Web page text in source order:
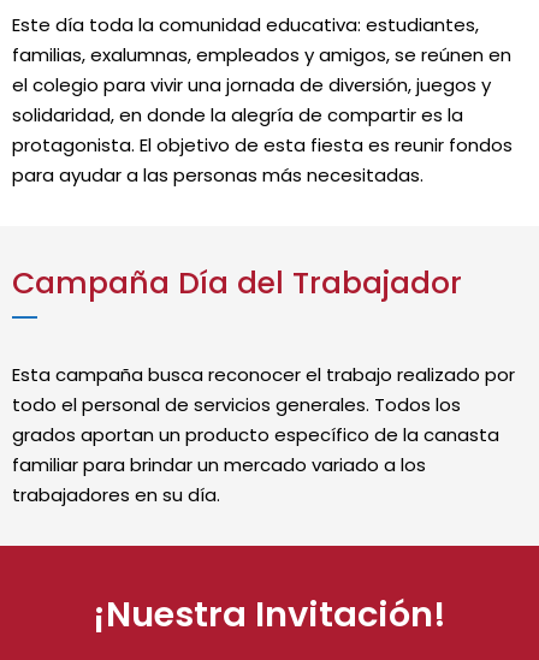
Este día toda la comunidad educativa: estudiantes,
familias, exalumnas, empleados y amigos, se reúnen en
el colegio para vivir una jornada de diversión, juegos y
solidaridad, en donde la alegría de compartir es la
protagonista. El objetivo de esta fiesta es reunir fondos
para ayudar a las personas más necesitadas.
Campaña Día del Trabajador
Esta campaña busca reconocer el trabajo realizado por
todo el personal de servicios generales. Todos los
grados aportan un producto específico de la canasta
familiar para brindar un mercado variado a los
trabajadores en su día.
¡Nuestra Invitación!